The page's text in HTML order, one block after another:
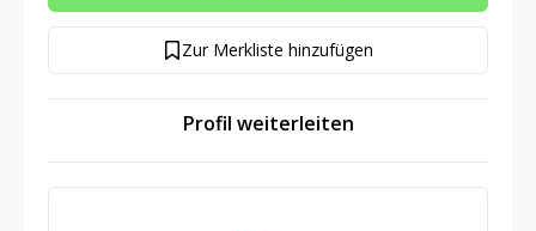
Zur Merkliste hinzufügen
Profil weiterleiten